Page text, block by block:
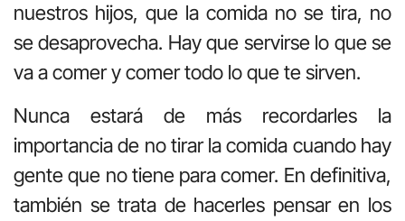
nuestros hijos, que la comida no se tira, no
se desaprovecha. Hay que servirse lo que se
va a comer y comer todo lo que te sirven.
Nunca estará de más recordarles la
importancia de no tirar la comida cuando hay
gente que no tiene para comer. En definitiva,
también se trata de hacerles pensar en los